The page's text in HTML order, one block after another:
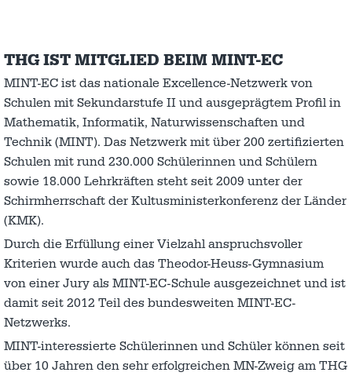
THG IST MITGLIED BEIM MINT-EC
MINT-EC ist das nationale Excellence-Netzwerk von
Schulen mit Sekundarstufe II und ausgeprägtem Profil in
Mathematik, Informatik, Naturwissenschaften und
Technik (MINT). Das Netzwerk mit über 200 zertifizierten
Schulen mit rund 230.000 Schülerinnen und Schülern
sowie 18.000 Lehrkräften steht seit 2009 unter der
Schirmherrschaft der Kultusministerkonferenz der Länder
(KMK).
Durch die Erfüllung einer Vielzahl anspruchsvoller
Kriterien wurde auch das Theodor-Heuss-Gymnasium
von einer Jury als MINT-EC-Schule ausgezeichnet und ist
damit seit 2012 Teil des bundesweiten MINT-EC-
Netzwerks.
MINT-interessierte Schülerinnen und Schüler können seit
über 10 Jahren den sehr erfolgreichen MN-Zweig am THG